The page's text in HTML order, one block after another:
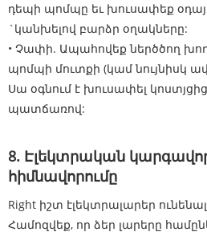
դեպի պոմպը եւ խուսափեք
`կանխելով բարձր օղակները:
• Չափի. Ապահովեք ներծծող
պոմպի մուտքի (կամ նույնիսկ
Սա օգնում է խուսափել
պատճառով:
8. Էլեկտրական
հիմնավորումը
Right իշտ էլեկտրալարեր
Համոզվեք, որ ձեր լարերը